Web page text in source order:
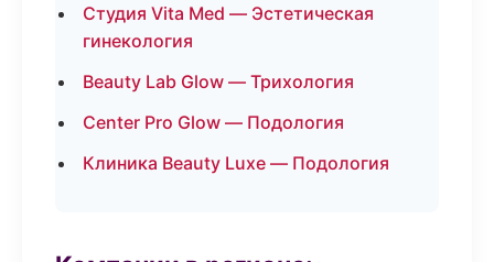
Студия Vita Med — Эстетическая
гинекология
Beauty Lab Glow — Трихология
Center Pro Glow — Подология
Клиника Beauty Luxe — Подология